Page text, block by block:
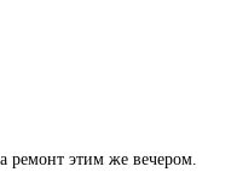
ремонт этим же вечером.